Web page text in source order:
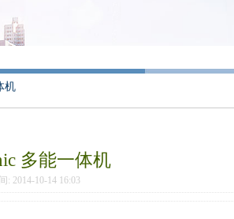
机
多能一体机
: 2014-10-14 16:03